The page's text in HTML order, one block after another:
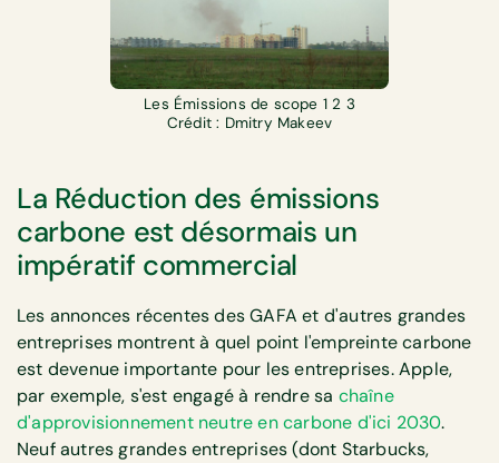
Les Émissions de scope 1 2 3
Crédit : Dmitry Makeev
La Réduction des émissions
carbone est désormais un
impératif commercial
Les annonces récentes des GAFA et d'autres grandes
entreprises montrent à quel point l'empreinte carbone
est devenue importante pour les entreprises. Apple,
par exemple, s'est engagé à rendre sa chaîne
d'approvisionnement neutre en carbone d'ici 2030.
Neuf autres grandes entreprises (dont Starbucks,